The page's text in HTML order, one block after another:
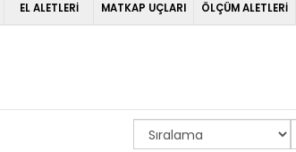
ÖLÇÜM ALETLERİ
MATKAP UÇLARI
EL ALETLERİ